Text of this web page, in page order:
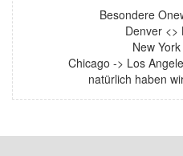
Besondere
Denver <>
New
Chicago -> Los
natürlich haben